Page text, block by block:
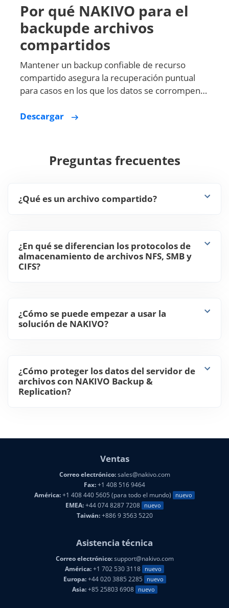
Por qué NAKIVO para el
backupde archivos
compartidos
Mantener un backup confiable de recurso
compartido asegura la recuperación puntual
para casos en los que los datos se corrompen…
Descargar
Preguntas frecuentes
¿Qué es un archivo compartido?
¿En qué se diferencian los protocolos de
almacenamiento de archivos NFS, SMB y
CIFS?
¿Cómo se puede empezar a usar la
solución de NAKIVO?
¿Cómo proteger los datos del servidor de
archivos con NAKIVO Backup &
Replication?
Ventas
Correo electrónico:sales@nakivo.com
Fax:+1 408 516 9464
América:+1 408 440 5605 (para todo el mundo) nuevo
EMEA:+44 074 8287 7208 nuevo
Taiwán:+886 9 3563 5220
Asistencia técnica
Correo electrónico:support@nakivo.com
América:+1 702 530 3118 nuevo
Europa:+44 020 3885 2285 nuevo
Asia:+85 25803 6908 nuevo